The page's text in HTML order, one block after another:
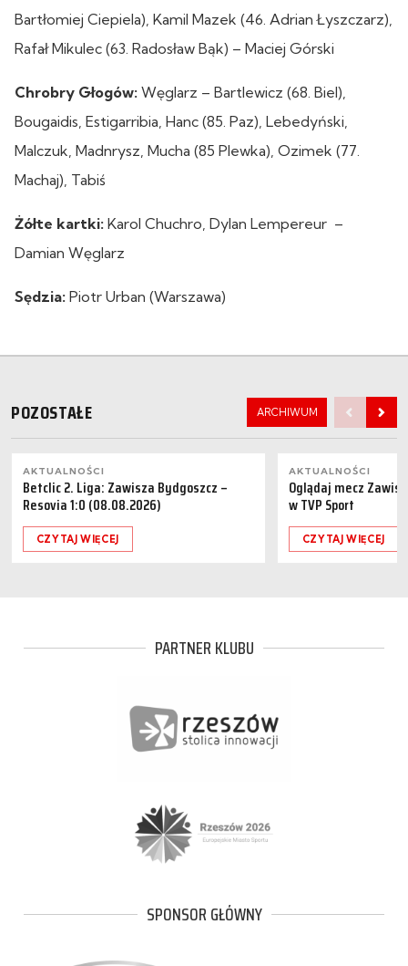
Bartłomiej Ciepiela), Kamil Mazek (46. Adrian Łyszczarz),
Rafał Mikulec (63. Radosław Bąk) – Maciej Górski
Chrobry Głogów: Węglarz – Bartlewicz (68. Biel),
Bougaidis, Estigarribia, Hanc (85. Paz), Lebedyński,
Malczuk, Madnrysz, Mucha (85 Plewka), Ozimek (77.
Machaj), Tabiś
Żółte kartki: Karol Chuchro, Dylan Lempereur –
Damian Węglarz
Sędzia: Piotr Urban (Warszawa)
POZOSTAŁE ARCHIWUM
AKTUALNOŚCI
Betclic 2. Liga: Zawisza Bydgoszcz –
Resovia 1:0 (08.08.2026)
CZYTAJ WIĘCEJ
AKTUALNOŚCI
Oglądaj mecz
w TVP Sport
CZYTAJ WIĘCEJ
PARTNER KLUBU
SPONSOR GŁÓWNY